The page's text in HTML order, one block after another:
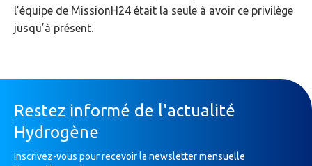
l’équipe de MissionH24 était la seule à avoir ce privilège
jusqu’à présent.
Restez informé de l'actualité
Hydrogène
Inscrivez-vous pour recevoir la newsletter mensuelle